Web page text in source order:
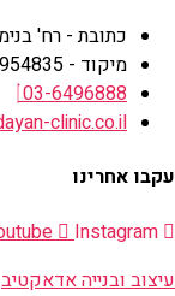
כתובת - רח' בנימין
מיקוד - 6954835
03-6496888
clinic.co.il
עקבו אחרינו
Instagram
עיצוב ובנייה אדאקטיב